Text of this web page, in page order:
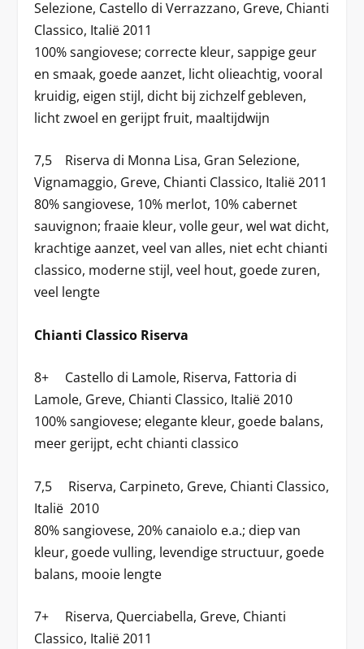
Selezione, Castello di Verrazzano, Greve, Chianti
Classico, Italië 2011
100% sangiovese; correcte kleur, sappige geur
en smaak, goede aanzet, licht olieachtig, vooral
kruidig, eigen stijl, dicht bij zichzelf gebleven,
licht zwoel en gerijpt fruit, maaltijdwijn
7,5 Riserva di Monna Lisa, Gran Selezione,
Vignamaggio, Greve, Chianti Classico, Italië 2011
80% sangiovese, 10% merlot, 10% cabernet
sauvignon; fraaie kleur, volle geur, wel wat dicht,
krachtige aanzet, veel van alles, niet echt chianti
classico, moderne stijl, veel hout, goede zuren,
veel lengte
Chianti Classico Riserva
8+ Castello di Lamole, Riserva, Fattoria di
Lamole, Greve, Chianti Classico, Italië 2010
100% sangiovese; elegante kleur, goede balans,
meer gerijpt, echt chianti classico
7,5 Riserva, Carpineto, Greve, Chianti Classico,
Italië 2010
80% sangiovese, 20% canaiolo e.a.; diep van
kleur, goede vulling, levendige structuur, goede
balans, mooie lengte
7+ Riserva, Querciabella, Greve, Chianti
Classico, Italië 2011